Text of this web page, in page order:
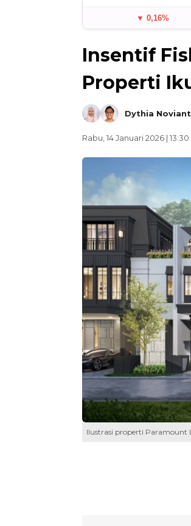
▼ 0,16%
Insentif
Properti
Dythia
Rabu, 14 Januari 2026 |
Ilustrasi properti Paramount